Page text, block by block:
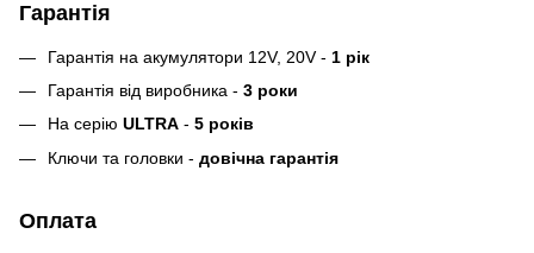
Гарантія
Гарантія на акумулятори 12V, 20V - 1 рік
Гарантія від виробника - 3 роки
На серію ULTRA - 5 років
Ключи та головки - довічна гарантія
Оплата